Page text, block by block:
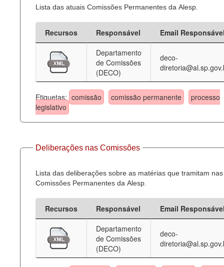
Lista das atuais Comissões Permanentes da Alesp.
Recursos Responsável
Email
Departamento
de Comissões
(DECO)
deco-
Etiquetas: comissão comissão permanente
processo
legislativo
Deliberações nas Comissões
Lista das deliberações sobre as matérias que tramitam nas
Comissões Permanentes da Alesp.
Recursos Responsável
Email
Departamento
de Comissões
(DECO)
deco-